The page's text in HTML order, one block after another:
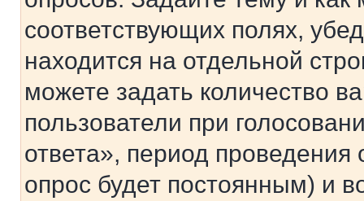
соответствующих полях,
находится на отдельной
можете задать количество
пользователи при
ответа», период проведения
опрос будет постоянным) и